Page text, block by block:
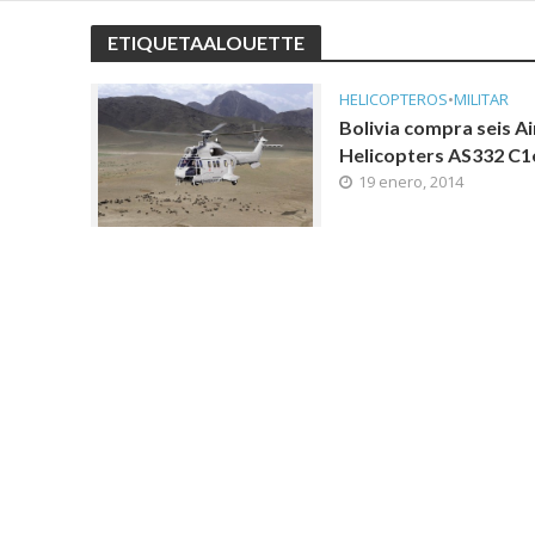
ETIQUETAALOUETTE
HELICOPTEROS•MILITAR
Bolivia compra seis
Helicopters AS332
19 enero, 2014